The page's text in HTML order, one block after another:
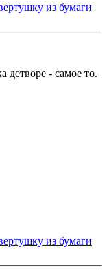
из бумаги
детворе - самое то.
из бумаги